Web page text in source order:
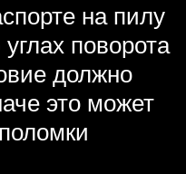
на пилу
поворота
должно
это может